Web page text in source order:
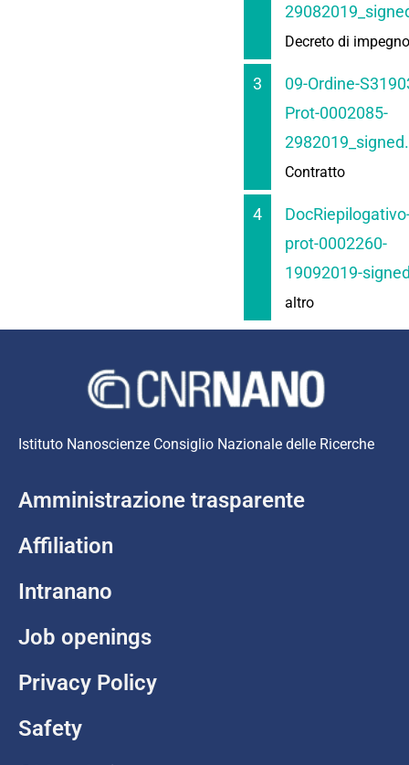
Decreto di impegno
3
09-Ordine-
Prot-0002085-
Contratto
4
prot-0002260-
19092019-
altro
Istituto Nanoscienze Consiglio Nazionale delle Ricerche
Amministrazione trasparente
Affiliation
Intranano
Job openings
Privacy Policy
Safety